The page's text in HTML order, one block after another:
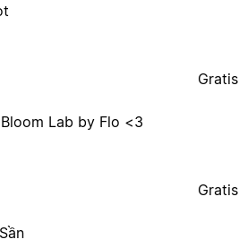
Lab by Flo <3
Gratis
Gratis